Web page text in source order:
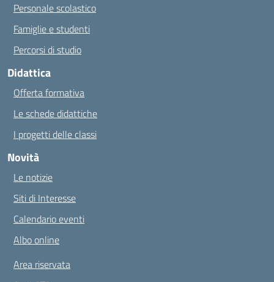
Personale scolastico
Famiglie e studenti
Percorsi di studio
Didattica
Offerta formativa
Le schede didattiche
I progetti delle classi
Novità
Le notizie
Siti di Interesse
Calendario eventi
Albo online
Area riservata